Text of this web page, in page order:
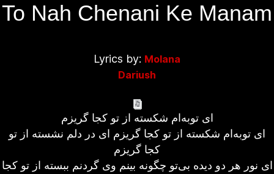
To Nah Chenani Ke Manam
Lyrics by: Molana
Dariush
ای توبه‌ام شکسته از تو کجا گریزم
ای توبه‌ام شکسته از تو کجا گریزم ای در دلم نشسته از تو
کجا گریزم
ای نور هر دو دیده بی‌تو چگونه بینم وی گردنم ببسته از تو کجا